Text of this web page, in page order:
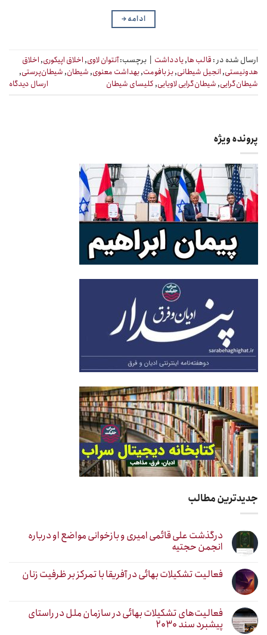
ادامه→
ارسال شده در : قالب ها,یادداشت برچسب:آنتوان لاوی,اخلاق اپیکوری,اخلاق
هدونیستی,انجیل شیطانی,بز بافومت,بهداشت معنوی,شیطان,شیطان‌پرستی,
شیطان‌گرایی,شیطان‌گرایی لاویایی,کلیسای شیطان ارسال دیدگاه
پرونده ویژه
جدیدترین مطالب
درگذشت علی قائمی امیری و بازخوانی مواضع او درباره
انجمن حجتیه
فعالیت تشکیلات بهائی در آفریقا با تمرکز بر ظرفیت زنان
فعالیت‌های تشکیلات بهائی در سازمان ملل در راستای
پیشبرد سند ۲۰۳۰